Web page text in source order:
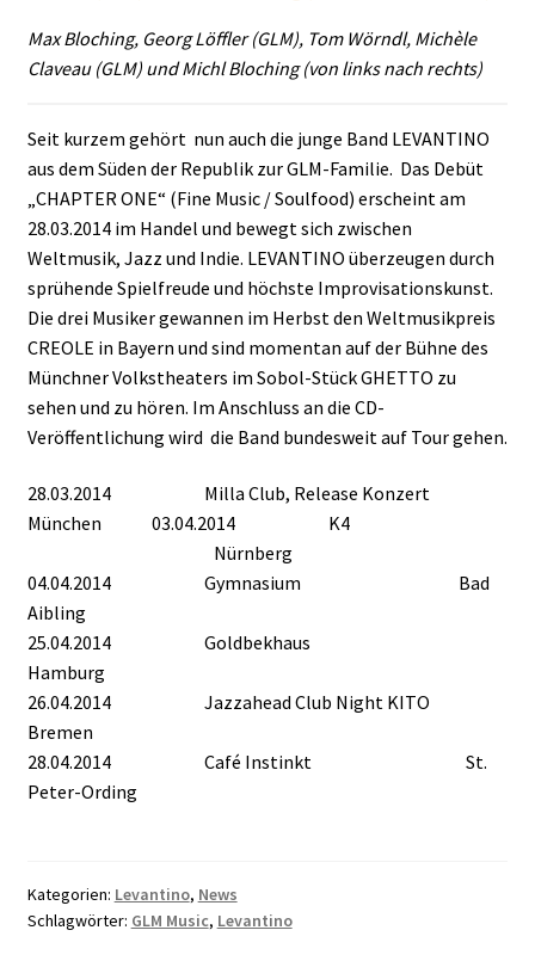
Max Bloching, Georg Löffler (GLM), Tom Wörndl, Michèle
Claveau (GLM) und Michl Bloching (von links nach rechts)
Seit kurzem gehört nun auch die junge Band LEVANTINO
aus dem Süden der Republik zur GLM-Familie. Das Debüt
„CHAPTER ONE“ (Fine Music / Soulfood) erscheint am
28.03.2014 im Handel und bewegt sich zwischen
Weltmusik, Jazz und Indie. LEVANTINO überzeugen durch
sprühende Spielfreude und höchste Improvisationskunst.
Die drei Musiker gewannen im Herbst den Weltmusikpreis
CREOLE in Bayern und sind momentan auf der Bühne des
Münchner Volkstheaters im Sobol-Stück GHETTO zu
sehen und zu hören. Im Anschluss an die CD-
Veröffentlichung wird die Band bundesweit auf Tour gehen.
28.03.2014 Milla Club, Release Konzert
München 03.04.2014 K4
Nürnberg
04.04.2014 Gymnasium Bad
Aibling
25.04.2014 Goldbekhaus
Hamburg
26.04.2014 Jazzahead Club Night KITO
Bremen
28.04.2014 Café Instinkt St.
Peter-Ording
Kategorien: Levantino, News
Schlagwörter: GLM Music, Levantino